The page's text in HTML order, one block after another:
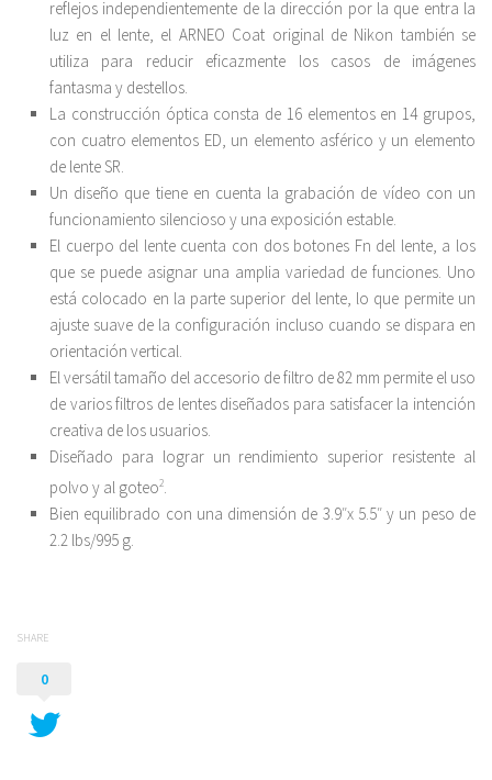
reflejos independientemente de la dirección por la que entra la
luz en el lente, el ARNEO Coat original de Nikon también se
utiliza para reducir eficazmente los casos de imágenes
fantasma y destellos.
La construcción óptica consta de 16 elementos en 14 grupos,
con cuatro elementos ED, un elemento asférico y un elemento
de lente SR.
Un diseño que tiene en cuenta la grabación de vídeo con un
funcionamiento silencioso y una exposición estable.
El cuerpo del lente cuenta con dos botones Fn del lente, a los
que se puede asignar una amplia variedad de funciones. Uno
está colocado en la parte superior del lente, lo que permite un
ajuste suave de la configuración incluso cuando se dispara en
orientación vertical.
El versátil tamaño del accesorio de filtro de 82 mm permite el uso
de varios filtros de lentes diseñados para satisfacer la intención
creativa de los usuarios.
Diseñado para lograr un rendimiento superior resistente al
polvo y al goteo2
Bien equilibrado con una dimensión de 3.9″x 5.5″ y un peso de
2.2 lbs/995 g.
SHARE
0